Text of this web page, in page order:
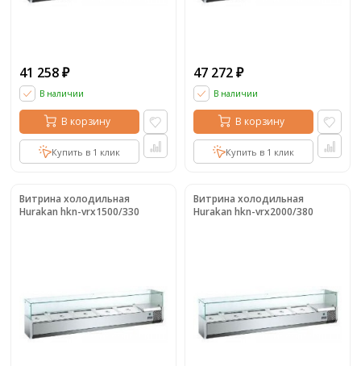
41 258 ₽
В наличии
В корзину
Купить в 1 клик
47 272 ₽
В наличии
В корзину
Купить в 1 клик
Витрина холодильная
Hurakan hkn-vrx1500/330
Витрина холодильная
Hurakan hkn-vrx2000/380